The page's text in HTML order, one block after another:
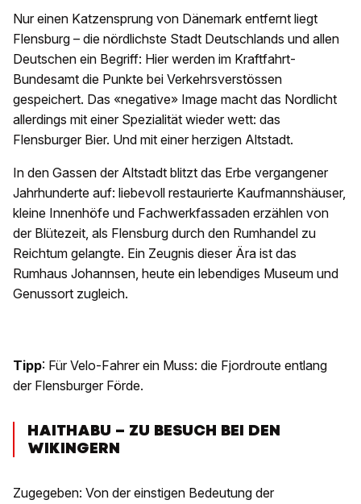
Nur einen Katzensprung von Dänemark entfernt liegt
Flensburg – die nördlichste Stadt Deutschlands und allen
Deutschen ein Begriff: Hier werden im Kraftfahrt-
Bundesamt die Punkte bei Verkehrsverstössen
gespeichert. Das «negative» Image macht das Nordlicht
allerdings mit einer Spezialität wieder wett: das
Flensburger Bier. Und mit einer herzigen Altstadt.
In den Gassen der Altstadt blitzt das Erbe vergangener
Jahrhunderte auf: liebevoll restaurierte Kaufmannshäuser,
kleine Innenhöfe und Fachwerkfassaden erzählen von
der Blütezeit, als Flensburg durch den Rumhandel zu
Reichtum gelangte. Ein Zeugnis dieser Ära ist das
Rumhaus Johannsen, heute ein lebendiges Museum und
Genussort zugleich.
Tipp: Für Velo-Fahrer ein Muss: die Fjordroute entlang
der Flensburger Förde.
HAITHABU – ZU BESUCH BEI DEN
WIKINGERN
Zugegeben: Von der einstigen Bedeutung der